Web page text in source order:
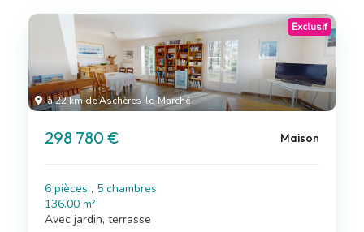
à 22 km de Aschères-le-Marché
Exclusif
298 780 € Maison
6 pièces , 5 chambres
136.00 m²
Avec jardin, terrasse